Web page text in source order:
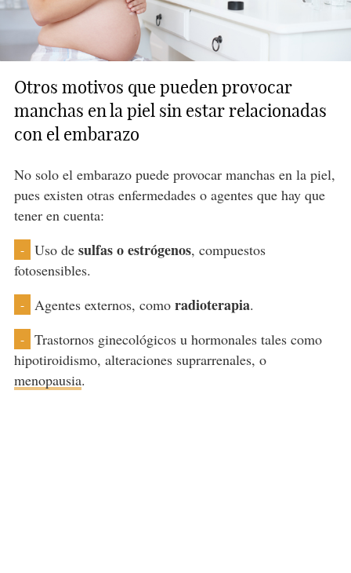
Otros motivos que pueden provocar
manchas en la piel sin estar relacionadas
con el embarazo
No solo el embarazo puede provocar manchas en la piel,
pues existen otras enfermedades o agentes que hay que
tener en cuenta:
- Uso de sulfas o estrógenos, compuestos
fotosensibles.
- Agentes externos, como radioterapia.
-
Trastornos ginecológicos u hormonales tales como
hipotiroidismo, alteraciones suprarrenales, o
menopausia.